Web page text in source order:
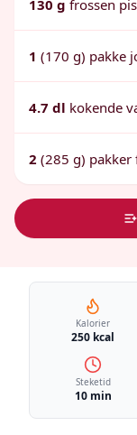
130 g frossen
1 (170 g) pakke
4.7 dl kokende
2 (285 g)
Kalorier
250 kcal
Steketid
10 min